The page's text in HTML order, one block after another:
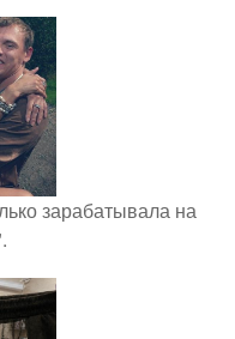
зарабатывала на